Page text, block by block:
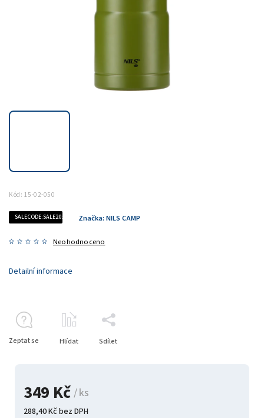
Kód: 15-02-050
SALECODE:SALE20:20:%
Neohodnoceno
Značka: NILS CAMP
349 Kč / ks
288,40 Kč bez DPH
Detailní informace
Zeptat se Hlídat Sdílet